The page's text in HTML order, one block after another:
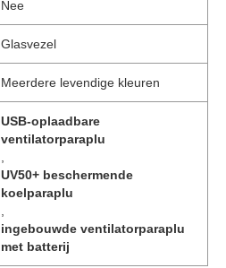
Nee
Glasvezel
Meerdere levendige kleuren
USB-oplaadbare
ventilatorparaplu
UV50+ beschermende
koelparaplu
ingebouwde ventilatorparaplu
met batterij